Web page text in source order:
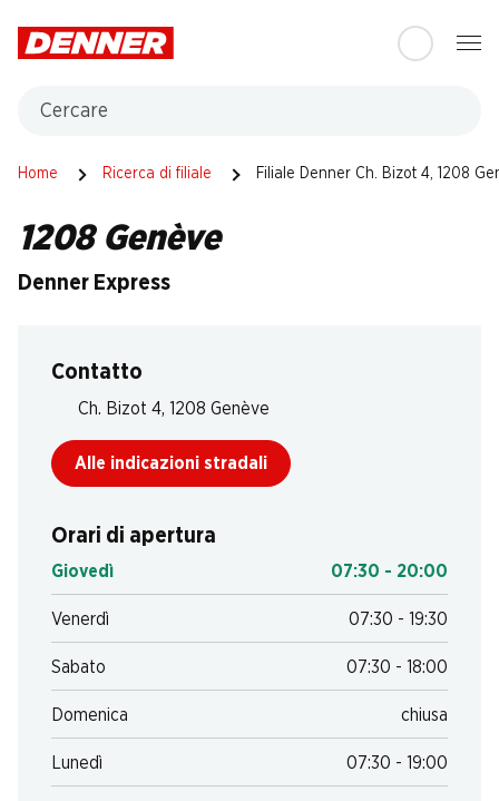
Home Ricerca di filiale Filiale Denner Ch. Bizot 4, 1208
1208 Genève
Denner Express
Contatto
Ch. Bizot 4, 1208 Genève
Alle indicazioni stradali
Orari di apertura
Giovedì 07:30 - 20:00
Venerdì 07:30 - 19:30
Sabato 07:30 - 18:00
Domenica chiusa
Lunedì 07:30 - 19:00